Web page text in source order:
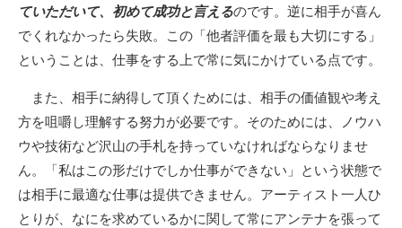
ていただいて、初めて成功と言えるのです。逆に相手が喜ん
でくれなかったら失敗。この「他者評価を最も大切にする」
ということは、仕事をする上で常に気にかけている点です。
また、相手に納得して頂くためには、相手の価値観や考え
方を咀嚼し理解する努力が必要です。そのためには、ノウハ
ウや技術など沢山の手札を持っていなければならなりませ
ん。「私はこの形だけでしか仕事ができない」という状態で
は相手に最適な仕事は提供できません。アーティスト一人ひ
とりが、なにを求めているかに関して常にアンテナを張って